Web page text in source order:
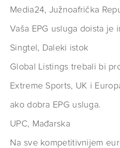
Media24, Južnoafrička
Vaša EPG usluga doista je
Singtel, Daleki istok
Global Listings trebali bi
Extreme Sports, UK i
ako dobra EPG usluga.
UPC, Mađarska
Na sve kompetitivnijem